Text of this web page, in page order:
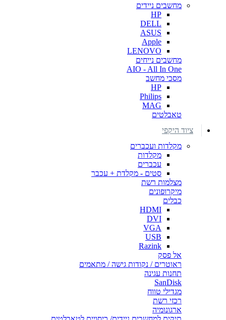
מחשבים ניידים
HP
DELL
ASUS
Apple
LENOVO
מחשבים נייחים
AIO - All In One
מסכי מחשב
HP
Philips
MAG
טאבלטים
ציוד היקפי
מקלדות ועכברים
מקלדות
עכברים
סטים - מקלדת + עכבר
מצלמות רשת
מיקרופונים
כבלים
HDMI
DVI
VGA
USB
Razink
אל פסק
ראוטרים / נקודות גישה / מתאמים
תחנות עגינה
SanDisk
מגדילי טווח
רכזי רשת
ארגונומיה